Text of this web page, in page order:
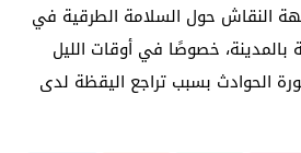
النقاش حول السلامة الطرقية في
بالمدينة، خصوصًا في أوقات الليل
الحوادث بسبب تراجع اليقظة لدى